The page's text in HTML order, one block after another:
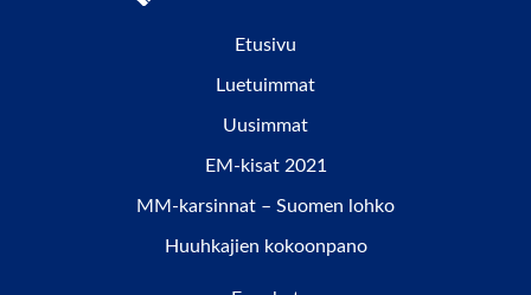
Etusivu
Luetuimmat
Uusimmat
EM-kisat 2021
MM-karsinnat – Suomen lohko
Huuhkajien kokoonpano